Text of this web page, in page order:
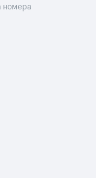
номера